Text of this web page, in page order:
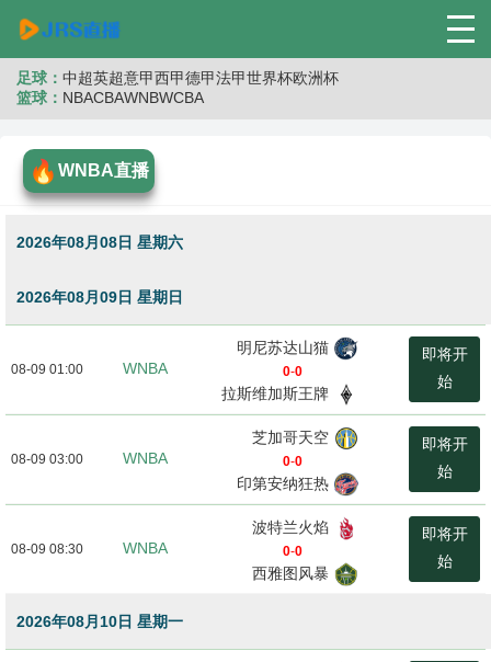
足球： 中超英超意甲西甲德甲法甲世界杯欧洲杯
篮球： NBACBAWNBWCBA
WNBA直播
2026年08月08日 星期六
2026年08月09日 星期日
08-09 01:00 WNBA
明尼苏达山猫
0-0
拉斯维加斯王牌
即将开
始
08-09 03:00 WNBA
芝加哥天空
0-0
印第安纳狂热
即将开
始
08-09 08:30 WNBA
波特兰火焰
0-0
西雅图风暴
即将开
始
2026年08月10日 星期一